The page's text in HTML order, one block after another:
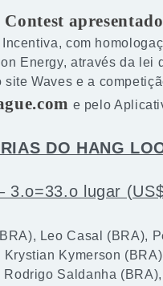
Contest
com
Energy, através da lei
site Waves e a
e pelo
DO HANG
3.o=33.o lugar
Leo Casal (BRA),
Krystian Kymerson
Saldanha